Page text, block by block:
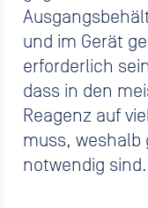
und im Gerät
erforderlich
dass in den
Reagenz auf
muss, weshalb
notwendig sind.